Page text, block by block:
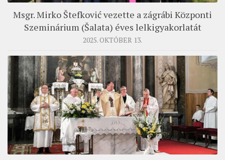
PASZTORÁLSZOCIOLÓGIAI FELMÉRÉS
KISKORÚAK VÉDELME
„GYERMEKVÉDELMI” KIHÍVÁSOK KÁNONJOGI
Msgr. Mirko Štefković vezette a zágrábi Központi
Szeminárium (Šalata) éves lelkigyakorlatát
2025. OKTÓBER 13.